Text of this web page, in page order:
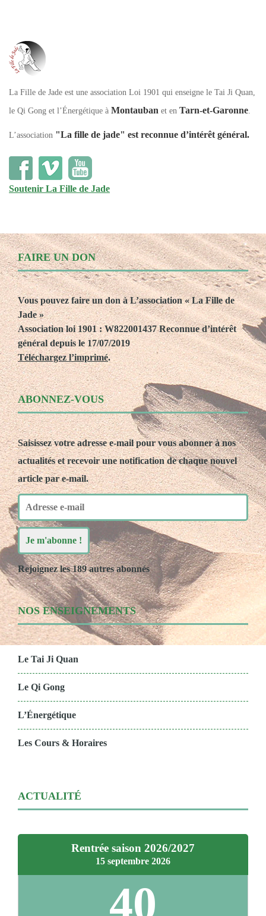
La Fille de Jade est une association Loi 1901 qui enseigne le Tai Ji Quan,
le Qi Gong et l’Énergétique à Montauban et en Tarn-et-Garonne.
L’association "La fille de jade" est reconnue d’intérêt général.
Soutenir La Fille de Jade
FAIRE UN DON
Vous pouvez faire un don à L’association « La Fille de
Jade »
Association loi 1901 : W822001437 Reconnue d’intérêt
général depuis le 17/07/2019
Téléchargez l’imprimé.
ABONNEZ-VOUS
Saisissez votre adresse e-mail pour vous abonner à nos
actualités et recevoir une notification de chaque nouvel
article par e-mail.
Adresse
e-
mail
Je m'abonne !
Rejoignez les 189 autres abonnés
NOS ENSEIGNEMENTS
Le Tai Ji Quan
Le Qi Gong
L’Énergétique
Les Cours & Horaires
ACTUALITÉ
Rentrée saison 2026/2027
15 septembre 2026
40